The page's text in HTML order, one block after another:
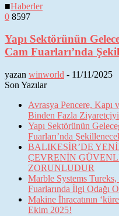
■Haberler
0 8597
Yapı Sektörünün
Cam Fuarları’nda
yazan winworld - 11/11/2025
Son Yazılar
Avrasya Pencere, Kapı
Binden Fazla Ziyaretçiyi
Yapı Sektörünün
Fuarları’nda
BALIKESİR’DE
ÇEVRENİN
ZORUNLUDUR
Marble Systems
Fuarlarında İlgi Odağı
Makine İhracatının
Ekim 2025!